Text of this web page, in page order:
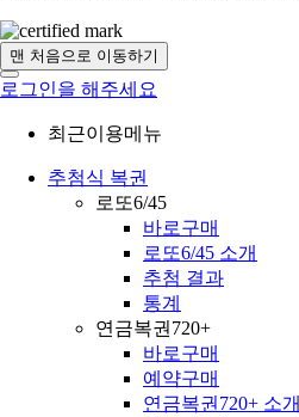
맨 처음으로 이동하기
로그인을 해주세요
최근이용메뉴
추첨식 복권
로또6/45
바로구매
로또6/45 소개
추첨 결과
통계
연금복권720+
바로구매
예약구매
연금복권720+ 소개